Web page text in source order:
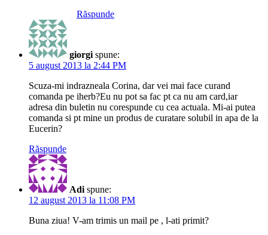
Răspunde
giorgi spune:
5 august 2013 la 2:44 PM
Scuza-mi indrazneala Corina, dar vei mai face curand
comanda pe iherb?Eu nu pot sa fac pt ca nu am card,iar
adresa din buletin nu corespunde cu cea actuala. Mi-ai putea
comanda si pt mine un produs de curatare solubil in apa de la
Eucerin?
Răspunde
Adi spune:
12 august 2013 la 11:08 PM
Buna ziua! V-am trimis un mail pe , l-ati primit?